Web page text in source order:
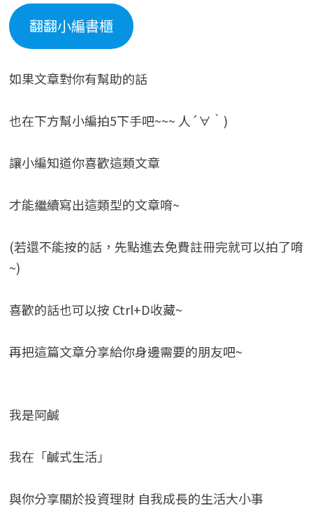
翻翻小編書櫃
如果文章對你有幫助的話
也在下方幫小編拍5下手吧~~~ 人´∀｀)
讓小編知道你喜歡這類文章
才能繼續寫出這類型的文章唷~
(若還不能按的話，先點進去免費註冊完就可以拍了唷
~)
喜歡的話也可以按 Ctrl+D收藏~
再把這篇文章分享給你身邊需要的朋友吧~
我是阿鹹
我在「鹹式生活」
與你分享關於投資理財 自我成長的生活大小事